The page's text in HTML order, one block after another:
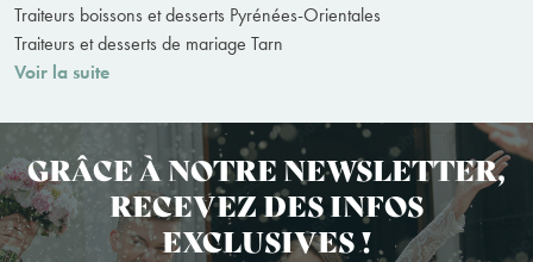
Traiteurs boissons et desserts Pyrénées-Orientales
Traiteurs et desserts de mariage Tarn
Voir la suite
GRÂCE À NOTRE NEWSLETTER,
RECEVEZ DES INFOS
EXCLUSIVES !